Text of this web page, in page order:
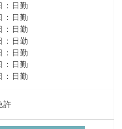
: 日勤
: 日勤
: 日勤
: 日勤
: 日勤
: 日勤
: 日勤
許